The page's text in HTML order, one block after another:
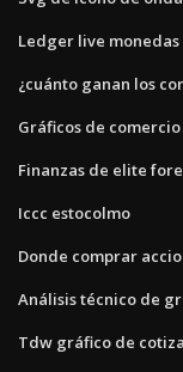
Ledger live
¿cuánto ganan los
Gráficos de
Finanzas de elite
Iccc estocolmo
Donde comprar
Análisis técnico de
Tdw gráfico de